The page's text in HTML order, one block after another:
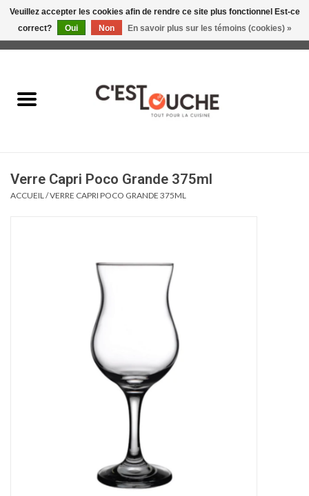
Table & Présentation
Boire
Verre Capri Poco Grande 375ml
ACCUEIL /VERRE CAPRI POCO GRANDE 375ML
Veuillez accepter les cookies afin de rendre ce site plus fonctionnel Est-ce
correct?
Oui Non En savoir plus sur les témoins (cookies) »